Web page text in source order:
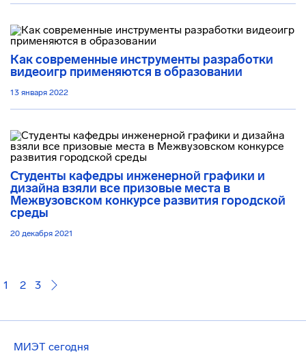
Как современные инструменты разработки
видеоигр применяются в образовании
13 января 2022
Студенты кафедры инженерной графики и
дизайна взяли все призовые места в
Межвузовском конкурсе развития городской
среды
20 декабря 2021
1 2 3
МИЭТ сегодня